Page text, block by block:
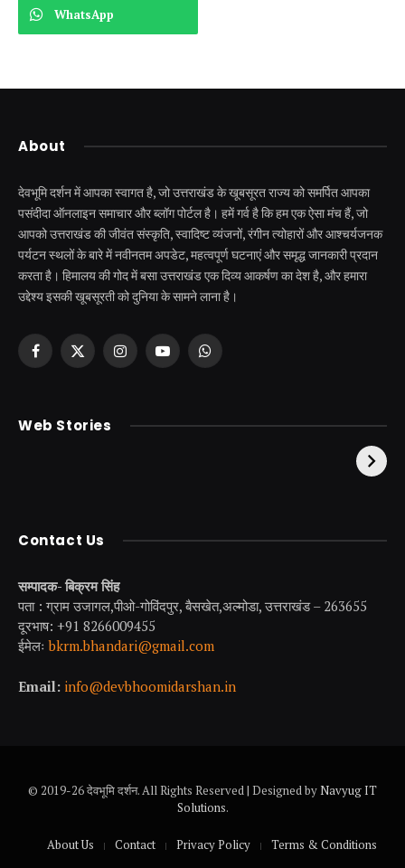
WhatsApp
About
देवभूमि दर्शन में आपका स्वागत है, जो उत्तराखंड के खूबसूरत राज्य को समर्पित आपका
पसंदीदा ऑनलाइन समाचार और ब्लॉग पोर्टल है। हमें गर्व है कि हम एक ऐसा मंच हैं, जो
आपको उत्तराखंड की जीवंत संस्कृति, स्वादिष्ट व्यंजनों, रंगीन त्योहारों और आश्चर्यजनक
पर्यटन स्थलों के बारे में नवीनतम अपडेट, महत्वपूर्ण घटनाएं और समृद्ध जानकारी प्रदान
करता है। हिमालय की गोद में बसा उत्तराखंड एक दिव्य आकर्षण का देश है, और हमारा
उद्देश्य इसकी खूबसूरती को दुनिया के सामने लाना है।
Facebook
X
InstagramYouTubeWhatsApp
Web Stories
केदारनाथ से पहले होती है
उत्तराखंड की एक ऐसी
Contact Us
सम्पादक- बिक्रम सिंह
पता : ग्राम उजागल,पीओ-गोविंदपुर, बैसखेत,अल्मोडा, उत्तराखंड – 263655
दूरभाष: +91 8266009455
ईमेलःbkrm.bhandari@gmail.com
Email: info@devbhoomidarshan.in
© 2019-26 देवभूमि दर्शन. All Rights Reserved | Designed byNavyug IT
Solutions.
About Us Contact Privacy Policy Terms & Conditions